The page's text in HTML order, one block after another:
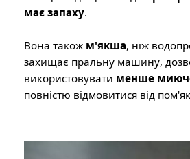
має запаху.
Вона також м'якша, ніж
захищає пральну машину,
використовувати менше
повністю відмовитися від